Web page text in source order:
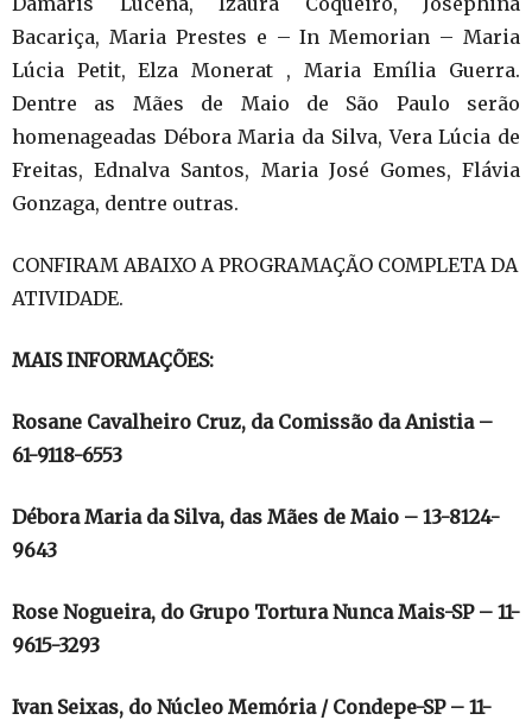
Bacariça, Maria Prestes e – In Memorian – Maria
Lúcia Petit, Elza Monerat , Maria Emília Guerra.
Dentre as Mães de Maio de São Paulo serão
homenageadas Débora Maria da Silva, Vera Lúcia de
Freitas, Ednalva Santos, Maria José Gomes, Flávia
Gonzaga, dentre outras.
CONFIRAM ABAIXO A PROGRAMAÇÃO COMPLETA DA
ATIVIDADE.
MAIS INFORMAÇÕES:
Rosane Cavalheiro Cruz, da Comissão da Anistia –
61-9118-6553
Débora Maria da Silva, das Mães de Maio – 13-8124-
9643
Rose Nogueira, do Grupo Tortura Nunca Mais-SP – 11-
9615-3293
Ivan Seixas, do Núcleo Memória / Condepe-SP – 11-